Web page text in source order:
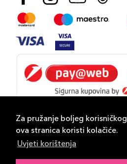
Za pružanje boljeg
ova stranica koristi kolačiće.
Uvjeti korištenja
-